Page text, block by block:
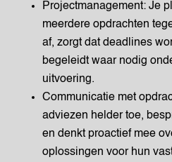
Projectmanagement: Je
meerdere opdrachten
af, zorgt dat deadlines
begeleidt waar nodig
uitvoering.
Communicatie met
adviezen helder toe,
en denkt proactief mee
oplossingen voor hun